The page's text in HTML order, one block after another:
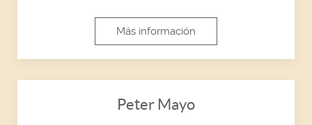
Más información
Peter Mayo